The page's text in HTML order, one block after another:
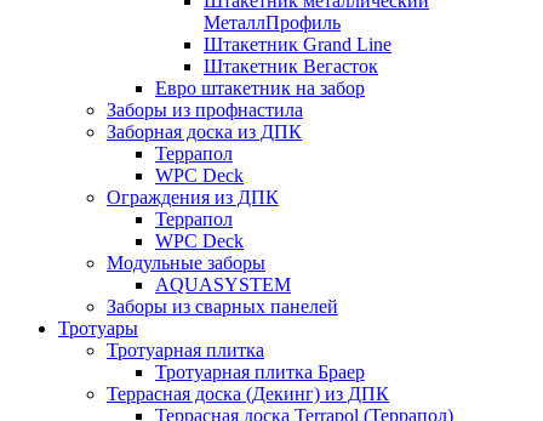
МеталлПрофиль
Штакетник Grand Line
Штакетник Вегасток
Евро штакетник на забор
Заборы из профнастила
Заборная доска из ДПК
Террапол
WPC Deck
Ограждения из ДПК
Террапол
WPC Deck
Модульные заборы
AQUASYSTEM
Заборы из сварных панелей
Тротуары
Тротуарная плитка
Тротуарная плитка Браер
Террасная доска (Декинг) из ДПК
Террасная доска Terrapol (Террапол)